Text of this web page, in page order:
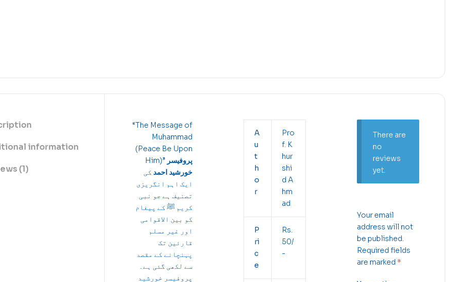
information
(1)
“The Message of
Muhammad
(Peace Be Upon
Him)” پروفیسر
خورشید احمد کی
ایک اہم انگریزی
تصنیف ہے جو نبی
کریم ﷺ کے پیغام
کو بین الاقوامی
اور غیر مسلم
قارئین تک
پہنچانے کے مقصد
سے لکھی گئی ہے۔
پروفیسر خورشید
A
u
t
h
o
r
Pro
f. K
hur
shi
d A
hm
ad
P
ri
c
e
Rs.
50/
-
There are
no
reviews
yet.
Your email
address will not
be published.
Required fields
are marked *